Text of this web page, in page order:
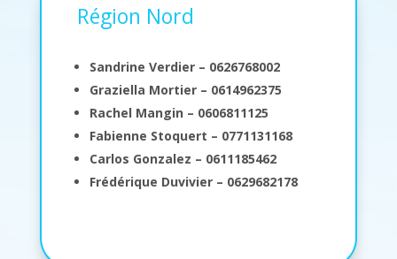
Région Nord
Sandrine Verdier – 0626768002
Graziella Mortier – 0614962375
Rachel Mangin – 0606811125
Fabienne Stoquert – 0771131168
Carlos Gonzalez – 0611185462
Frédérique Duvivier – 0629682178